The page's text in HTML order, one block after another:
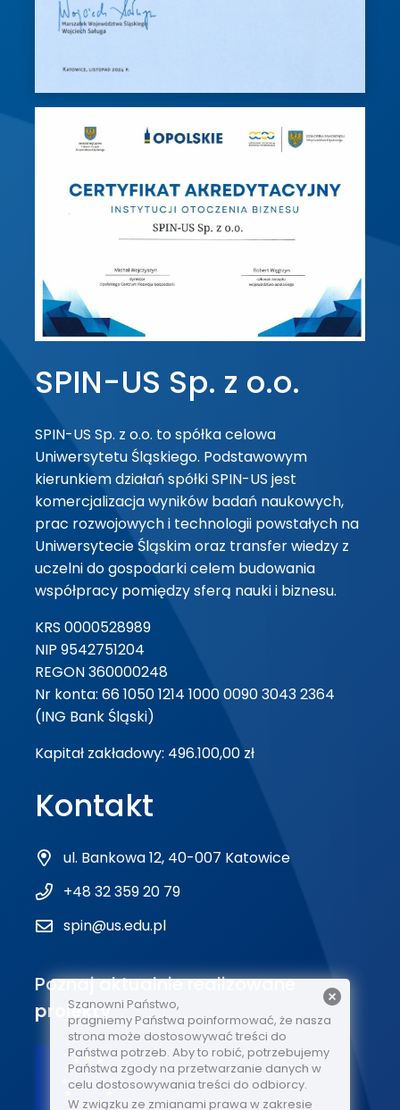
SPIN-US Sp. z o.o.
SPIN-US Sp. z o.o. to spółka celowa
Uniwersytetu Śląskiego. Podstawowym
kierunkiem działań spółki SPIN-US jest
komercjalizacja wyników badań naukowych,
prac rozwojowych i technologii powstałych na
Uniwersytecie Śląskim oraz transfer wiedzy z
uczelni do gospodarki celem budowania
współpracy pomiędzy sferą nauki i biznesu.
KRS 0000528989
NIP 9542751204
REGON 360000248
Nr konta: 66 1050 1214 1000 0090 3043 2364
(ING Bank Śląski)
Kapitał zakładowy: 496.100,00 zł
Kontakt
ul. Bankowa 12, 40-007 Katowice
+48 32 359 20 79
spin@us.edu.pl
Poznaj aktualnie realizowane
projekty
Szanowni Państwo,
pragniemy Państwa poinformować, że nasza
strona może dostosowywać treści do
Państwa potrzeb. Aby to robić, potrzebujemy
Państwa zgody na przetwarzanie danych w
celu dostosowywania treści do odbiorcy.
W związku ze zmianami prawa w zakresie